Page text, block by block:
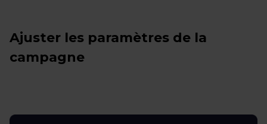
Ajuster les paramètres de la
campagne